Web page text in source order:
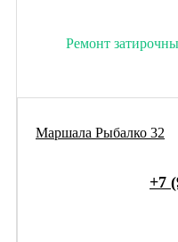
Ремонт
Маршала Рыбалко 32
+7